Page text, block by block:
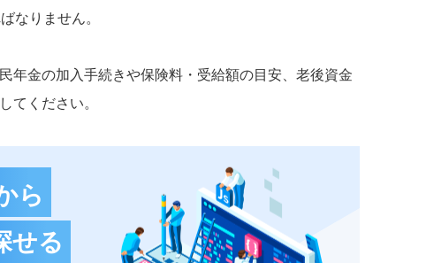
なりません。
年金の加入手続きや保険料・受給額の目安、老後資金
てください。
ら
せる